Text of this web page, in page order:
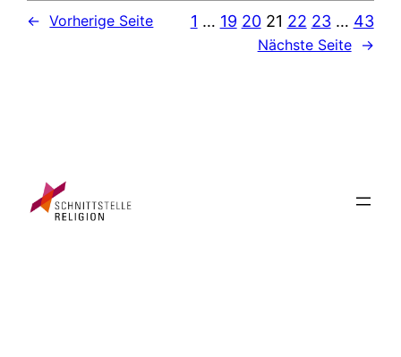
← Vorherige Seite 1 … 19 20 21 22 23 … 43
Nächste Seite →